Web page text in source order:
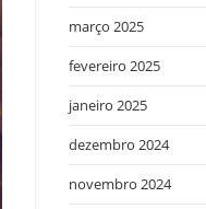
março 2025
fevereiro 2025
janeiro 2025
dezembro 2024
novembro 2024